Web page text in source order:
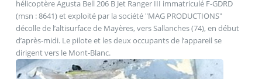
hélicoptère Agusta Bell 206 B Jet Ranger III immatriculé F-GDRD
(msn : 8641) et exploité par la société "MAG PRODUCTIONS"
décolle de l’altisurface de Mayères, vers Sallanches (74), en début
d’après-midi. Le pilote et les deux occupants de l’appareil se
dirigent vers le Mont-Blanc.